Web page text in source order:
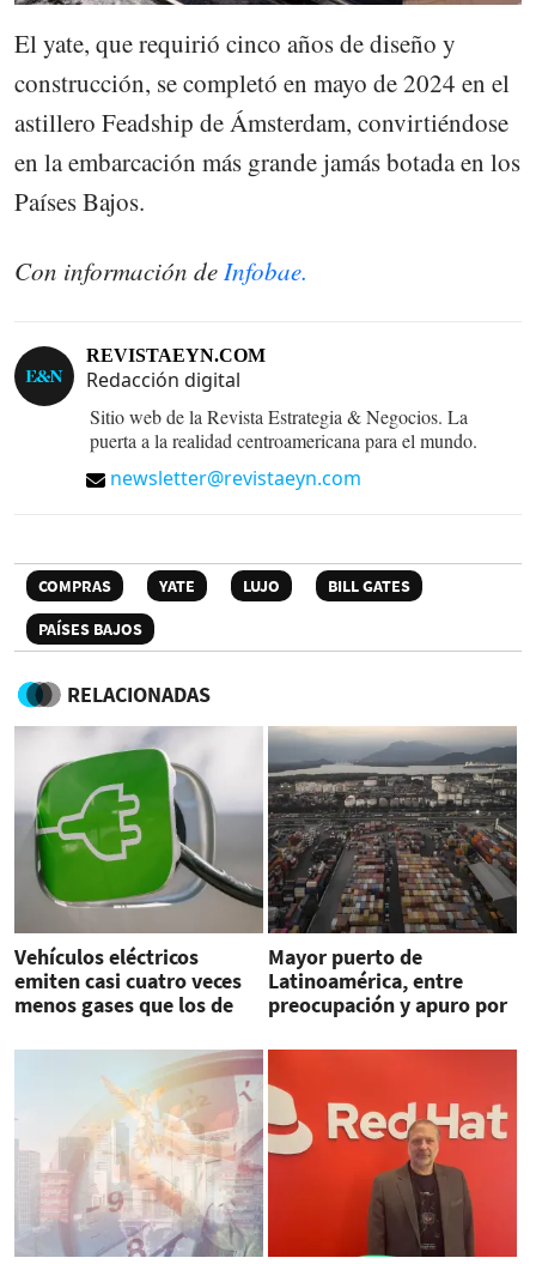
El yate, que requirió cinco años de diseño y
construcción, se completó en mayo de 2024 en el
astillero Feadship de Ámsterdam, convirtiéndose
en la embarcación más grande jamás botada en los
Países Bajos.
Con información deInfobae.
REVISTAEYN.COM
Redacción digital
Sitio web de la Revista Estrategia & Negocios. La
puerta a la realidad centroamericana para el mundo.
newsletter@revistaeyn.com
COMPRAS YATE LUJO
BILL GATES
PAÍSES BAJOS
RELACIONADAS
Vehículos eléctricos
emiten casi cuatro veces
menos gases que los de
Mayor puerto de
Latinoamérica, entre
preocupación y apuro por